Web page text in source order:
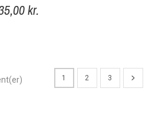
kr.
1 2 3